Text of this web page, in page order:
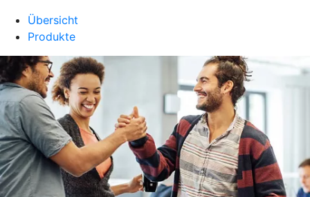
Übersicht
Produkte